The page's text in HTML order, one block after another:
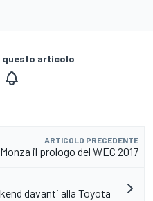
questo articolo
ARTICOLO PRECEDENTE
il prologo del WEC 2017
davanti alla Toyota